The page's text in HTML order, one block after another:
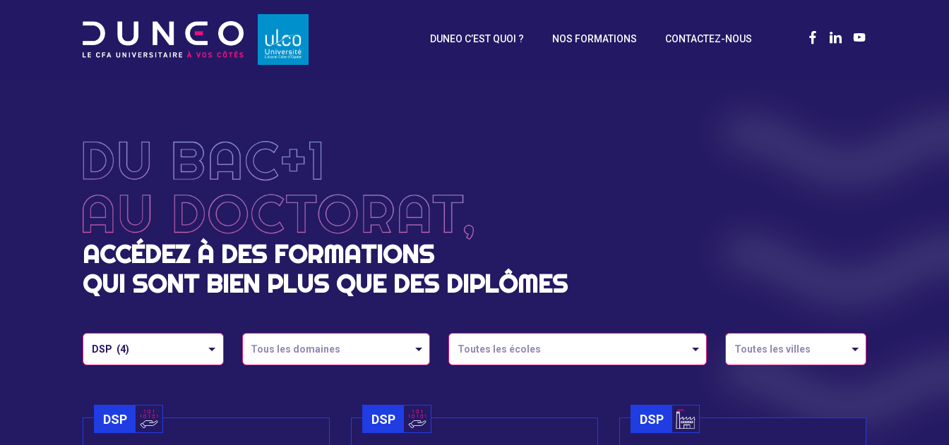
DUNEO C’EST QUOI ? NOS FORMATIONS CONTACTEZ-NOUS
ACCÉDEZ À DES FORMATIONS
QUI SONT BIEN PLUS QUE DES DIPLÔMES
DSP (4) Tous les domaines Toutes les écoles Toutes les villes
DSP DSP DSP